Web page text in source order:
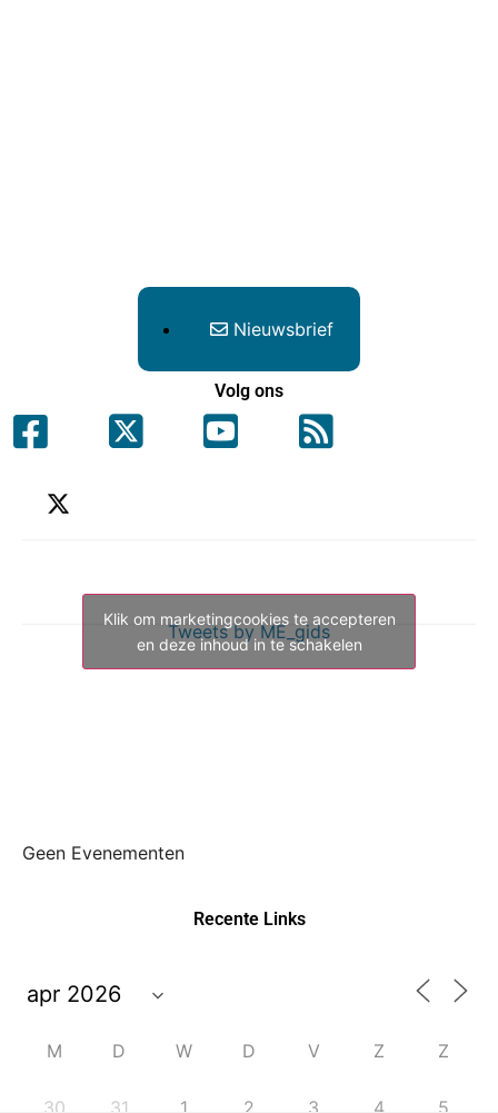
Nieuwsbrief
Volg ons
Tweets by ME_gids
Klik om marketingcookies te accepteren
en deze inhoud in te schakelen
Geen Evenementen
Recente Links
M D W D V Z Z
30 31 1 2 3 4 5